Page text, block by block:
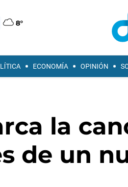
8°
ECONOMÍA OPINIÓN
la
de un